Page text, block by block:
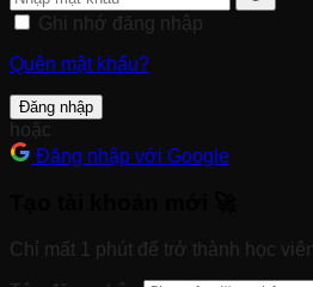
Ghi nhớ đăng nhập
Quên mật khẩu?
Đăng nhập
hoặc
Đăng nhập với Google
Chỉ mất 1 phút để trở thành học